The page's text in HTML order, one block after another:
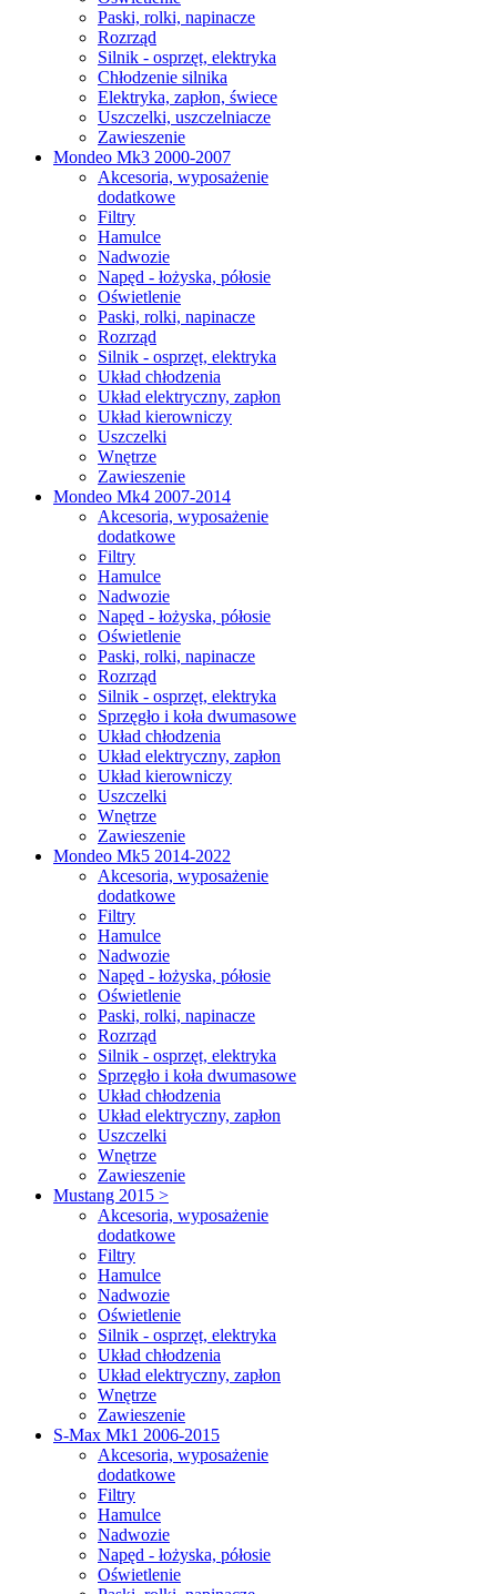
Paski, rolki, napinacze
Rozrząd
Silnik - osprzęt, elektryka
Chłodzenie silnika
Elektryka, zapłon, świece
Uszczelki, uszczelniacze
Zawieszenie
Mondeo Mk3 2000-2007
Akcesoria, wyposażenie
dodatkowe
Filtry
Hamulce
Nadwozie
Napęd - łożyska, półosie
Oświetlenie
Paski, rolki, napinacze
Rozrząd
Silnik - osprzęt, elektryka
Układ chłodzenia
Układ elektryczny, zapłon
Układ kierowniczy
Uszczelki
Wnętrze
Zawieszenie
Mondeo Mk4 2007-2014
Akcesoria, wyposażenie
dodatkowe
Filtry
Hamulce
Nadwozie
Napęd - łożyska, półosie
Oświetlenie
Paski, rolki, napinacze
Rozrząd
Silnik - osprzęt, elektryka
Sprzęgło i koła dwumasowe
Układ chłodzenia
Układ elektryczny, zapłon
Układ kierowniczy
Uszczelki
Wnętrze
Zawieszenie
Mondeo Mk5 2014-2022
Akcesoria, wyposażenie
dodatkowe
Filtry
Hamulce
Nadwozie
Napęd - łożyska, półosie
Oświetlenie
Paski, rolki, napinacze
Rozrząd
Silnik - osprzęt, elektryka
Sprzęgło i koła dwumasowe
Układ chłodzenia
Układ elektryczny, zapłon
Uszczelki
Wnętrze
Zawieszenie
Mustang 2015 >
Akcesoria, wyposażenie
dodatkowe
Filtry
Hamulce
Nadwozie
Oświetlenie
Silnik - osprzęt, elektryka
Układ chłodzenia
Układ elektryczny, zapłon
Wnętrze
Zawieszenie
S-Max Mk1 2006-2015
Akcesoria, wyposażenie
dodatkowe
Filtry
Hamulce
Nadwozie
Napęd - łożyska, półosie
Oświetlenie